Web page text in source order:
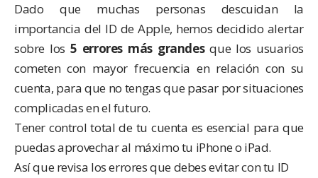
Dado que muchas personas descuidan la
importancia del ID de Apple, hemos decidido alertar
sobre los5 errores más grandesque los usuarios
cometen con mayor frecuencia en relación con su
cuenta, para que no tengas que pasar por situaciones
complicadas en el futuro.
Tener control total de tu cuenta es esencial para que
puedas aprovechar al máximo tu iPhone o iPad.
Así que revisa los errores que debes evitar con tu ID